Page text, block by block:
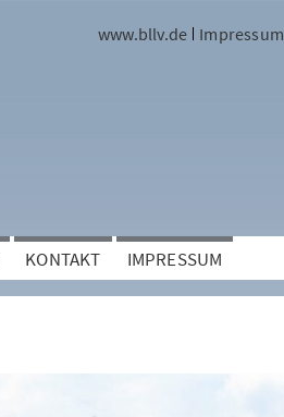
www.bllv.de Impressum
KONTAKT IMPRESSUM